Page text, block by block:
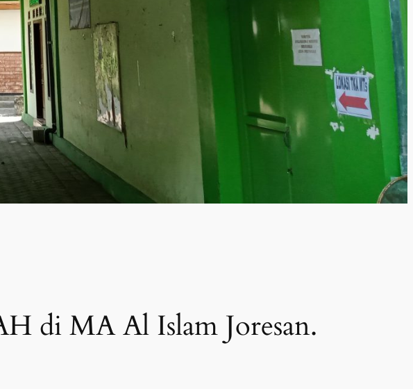
di MA Al Islam Joresan.